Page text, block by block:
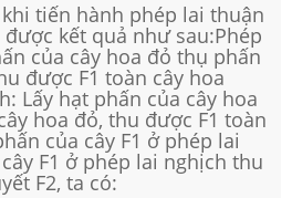
tiến hành phép lai thuận
kết quả như sau:Phép
của cây hoa đỏ thụ phấn
được F1 toàn cây hoa
Lấy hạt phấn của cây hoa
hoa đỏ, thu được F1 toàn
của cây F1 ở phép lai
F1 ở phép lai nghịch thu
F2, ta có: